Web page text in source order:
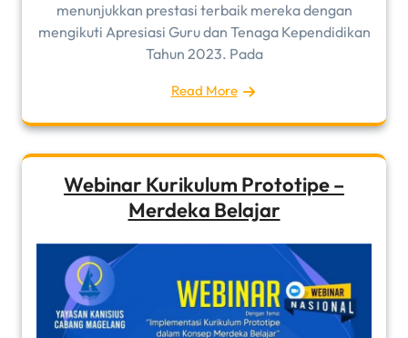
menunjukkan prestasi terbaik mereka dengan
mengikuti Apresiasi Guru dan Tenaga Kependidikan
Tahun 2023. Pada
Read More
Webinar Kurikulum Prototipe –
Merdeka Belajar